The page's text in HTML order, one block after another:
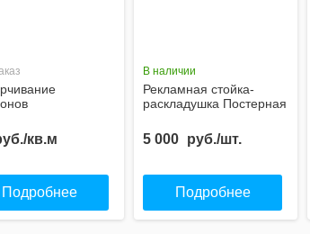
кв.м
Подробнее
В наличии
Рекламная стойка-
раскладушка Постерная
5 000 руб./шт.
Подробнее